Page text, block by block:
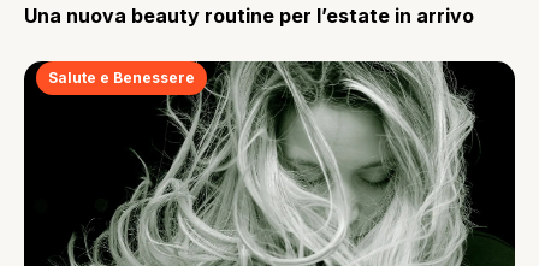
Una nuova beauty routine per l’estate in arrivo
Salute e Benessere